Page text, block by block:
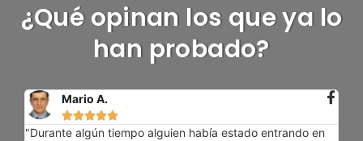
¿Qué opinan los que ya lo
han probado?
Mario A.

"Durante algún tiempo alguien había estado entrando en